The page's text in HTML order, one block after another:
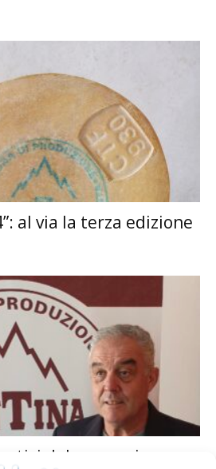
al via la terza edizione
del consorzio